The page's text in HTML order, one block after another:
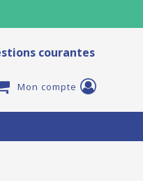
courantes
Mon compte